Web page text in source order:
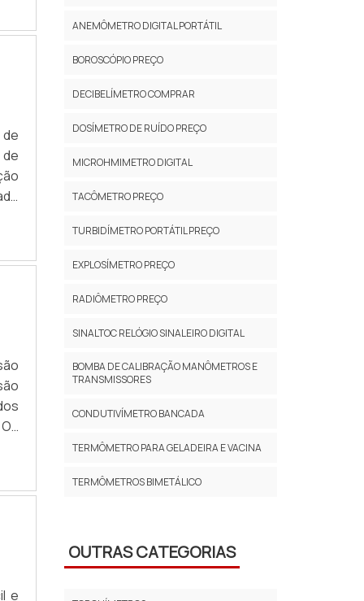
a
o
e
ANEMÔMETRO DIGITAL PORTÁTIL
BOROSCÓPIO PREÇO
DECIBELÍMETRO COMPRAR
DOSÍMETRO DE RUÍDO PREÇO
MICROHMIMETRO DIGITAL
TACÔMETRO PREÇO
TURBIDÍMETRO PORTÁTIL PREÇO
EXPLOSÍMETRO PREÇO
RADIÔMETRO PREÇO
SINALTOC RELÓGIO SINALEIRO DIGITAL
BOMBA DE CALIBRAÇÃO MANÔMETROS E
TRANSMISSORES
CONDUTIVÍMETRO BANCADA
TERMÔMETRO PARA GELADEIRA E VACINA
TERMÔMETROS BIMETÁLICO
OUTRAS CATEGORIAS